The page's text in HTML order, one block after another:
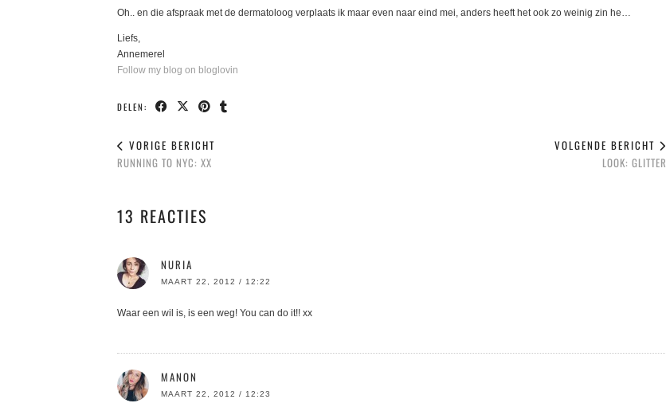
Oh.. en die afspraak met de dermatoloog verplaats ik maar even naar eind mei, anders heeft het ook zo weinig zin he…
Liefs,
Annemerel
Follow my blog on bloglovin
DELEN:
VORIGE BERICHT
RUNNING TO NYC: XX
VOLGENDE BERICHT
LOOK: GLITTER
13 REACTIES
NURIA
MAART 22, 2012 / 12:22
Waar een wil is, is een weg! You can do it!! xx
MANON
MAART 22, 2012 / 12:23